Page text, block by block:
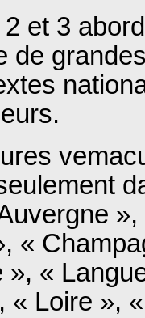
et 3
de
«
», «
« Loire »,